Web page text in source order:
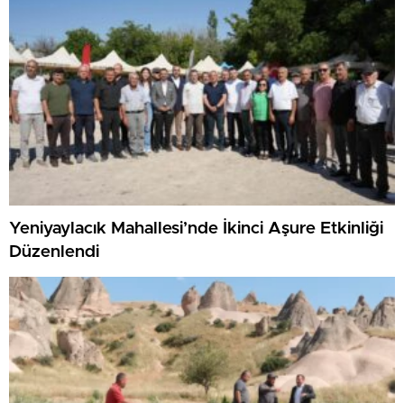
Yeniyaylacık Mahallesi’nde İkinci Aşure Etkinliği
Düzenlendi